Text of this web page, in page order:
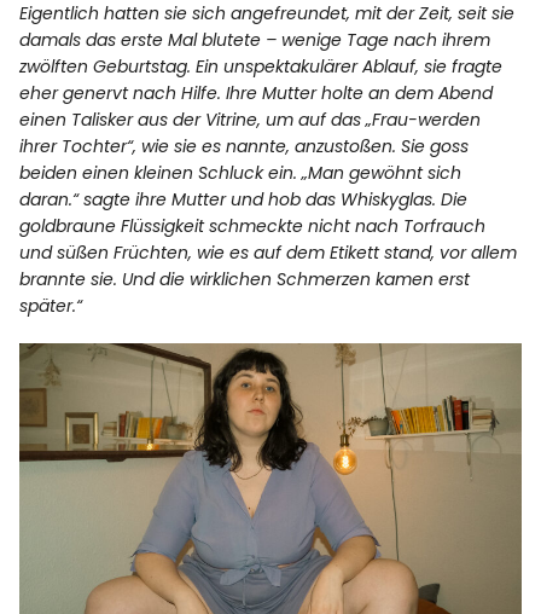
Eigentlich hatten sie sich angefreundet, mit der Zeit, seit sie
damals das erste Mal blutete – wenige Tage nach ihrem
zwölften Geburtstag. Ein unspektakulärer Ablauf, sie fragte
eher genervt nach Hilfe. Ihre Mutter holte an dem Abend
einen Talisker aus der Vitrine, um auf das „Frau-werden
ihrer Tochter“, wie sie es nannte, anzustoßen. Sie goss
beiden einen kleinen Schluck ein. „Man gewöhnt sich
daran.“ sagte ihre Mutter und hob das Whiskyglas. Die
goldbraune Flüssigkeit schmeckte nicht nach Torfrauch
und süßen Früchten, wie es auf dem Etikett stand, vor allem
brannte sie. Und die wirklichen Schmerzen kamen erst
später.“